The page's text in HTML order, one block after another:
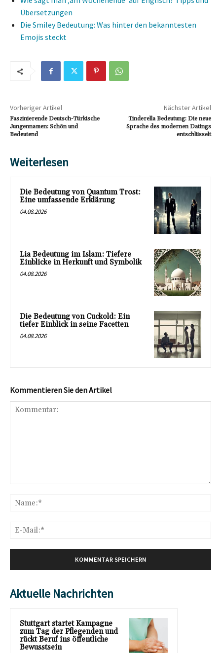
Übersetzungen
Die Smiley Bedeutung: Was hinter den bekanntesten
Emojis steckt
Vorheriger Artikel
Faszinierende Deutsch-Türkische
Jungennamen: Schön und
Bedeutend
Nächster Artikel
Tinderella Bedeutung: Die neue
Sprache des modernen Datings
entschlüsselt
Weiterlesen
Die Bedeutung von Quantum Trost:
Eine umfassende Erklärung
04.08.2026
Lia Bedeutung im Islam: Tiefere
Einblicke in Herkunft und Symbolik
04.08.2026
Die Bedeutung von Cuckold: Ein
tiefer Einblick in seine Facetten
04.08.2026
Kommentieren Sie den Artikel
Aktuelle Nachrichten
Stuttgart startet Kampagne
zum Tag der Pflegenden und
rückt Beruf ins öffentliche
Bewusstsein